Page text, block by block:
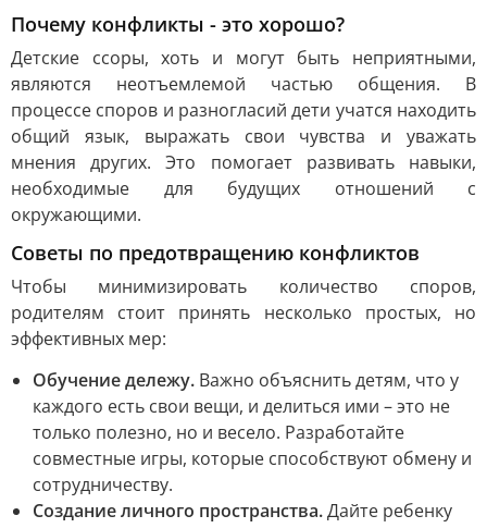
Почему конфликты - это хорошо?
Детские ссоры, хоть и могут быть неприятными,
являются неотъемлемой частью общения. В
процессе споров и разногласий дети учатся находить
общий язык, выражать свои чувства и уважать
мнения других. Это помогает развивать навыки,
необходимые для будущих отношений с
окружающими.
Советы по предотвращению конфликтов
Чтобы минимизировать количество споров,
родителям стоит принять несколько простых, но
эффективных мер:
Обучение дележу. Важно объяснить детям, что у
каждого есть свои вещи, и делиться ими – это не
только полезно, но и весело. Разработайте
совместные игры, которые способствуют обмену и
сотрудничеству.
Создание личного пространства.Дайте ребенку